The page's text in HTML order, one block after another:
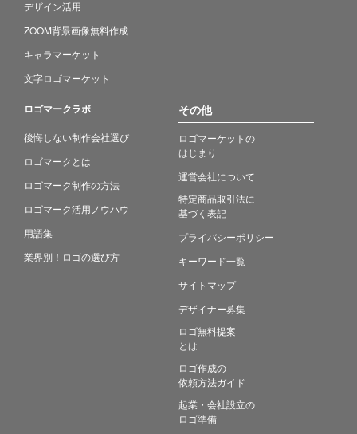
デザイン活用
ZOOM背景画像無料作成
キャラマーケット
文字ロゴマーケット
ロゴマークラボ
後悔しない制作会社選び
ロゴマークとは
ロゴマーク制作の方法
ロゴマーク活用ノウハウ
用語集
業界別！ロゴの選び方
その他
ロゴマーケットの
はじまり
運営会社について
特定商品取引法に
基づく表記
プライバシーポリシー
キーワード一覧
サイトマップ
デザイナー募集
ロゴ無料提案
とは
ロゴ作成の
依頼方法ガイド
起業・会社設立の
ロゴ準備